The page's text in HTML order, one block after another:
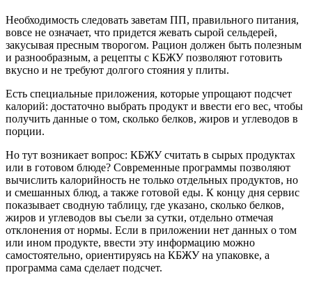
Необходимость следовать заветам ПП, правильного питания,
вовсе не означает, что придется жевать сырой сельдерей,
закусывая пресным творогом. Рацион должен быть полезным
и разнообразным, а рецепты с КБЖУ позволяют готовить
вкусно и не требуют долгого стояния у плиты.
Есть специальные приложения, которые упрощают подсчет
калорий: достаточно выбрать продукт и ввести его вес, чтобы
получить данные о том, сколько белков, жиров и углеводов в
порции.
Но тут возникает вопрос: КБЖУ считать в сырых продуктах
или в готовом блюде? Современные программы позволяют
вычислить калорийность не только отдельных продуктов, но
и смешанных блюд, а также готовой еды. К концу дня сервис
показывает сводную таблицу, где указано, сколько белков,
жиров и углеводов вы съели за сутки, отдельно отмечая
отклонения от нормы. Если в приложении нет данных о том
или ином продукте, ввести эту информацию можно
самостоятельно, ориентируясь на КБЖУ на упаковке, а
программа сама сделает подсчет.